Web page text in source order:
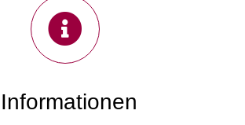
Informationen